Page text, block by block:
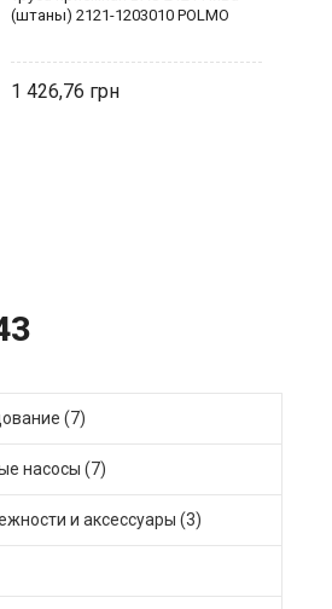
(штаны) 2121-1203010 POLMO
1 426,76
(7)
насосы (7)
и аксессуары (3)